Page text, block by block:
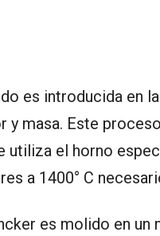
es introducida en
y masa. Este
utiliza el horno
a 1400° C
es molido en